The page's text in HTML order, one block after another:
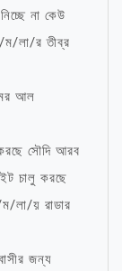
না কেউ
ম/লা/র তীব্র
আল
সৌদি আরব
চালু করছে
ম/লা/য় রাডার
জন্য